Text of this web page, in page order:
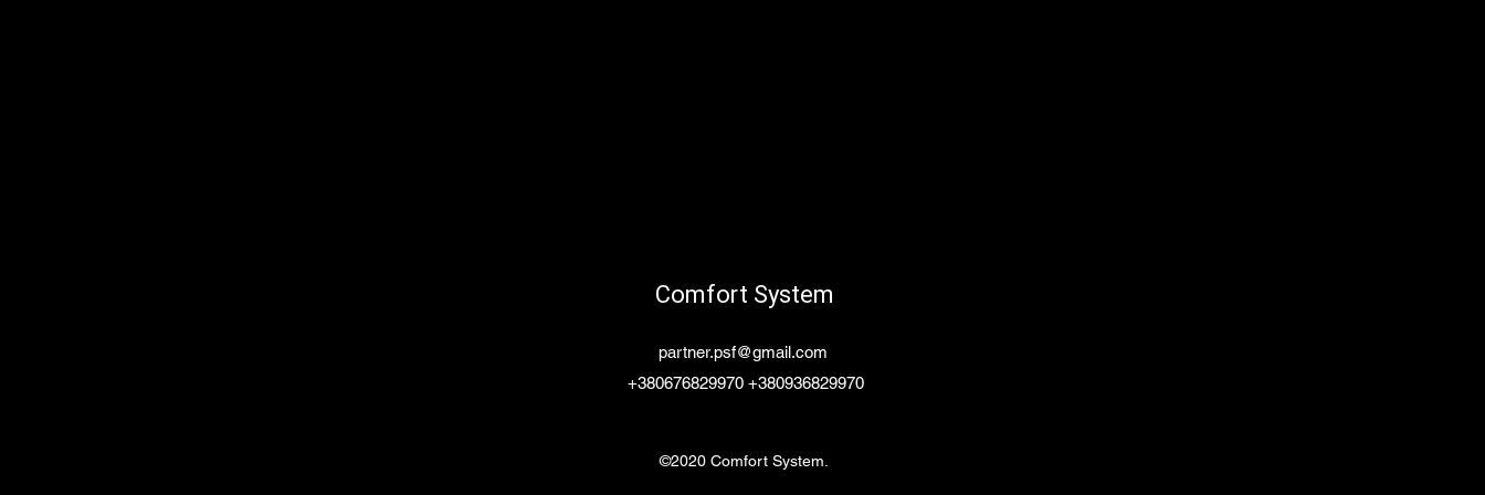
Comfort System
partner.psf@gmail.com
+380676829970 +380936829970
©2020 Comfort System.